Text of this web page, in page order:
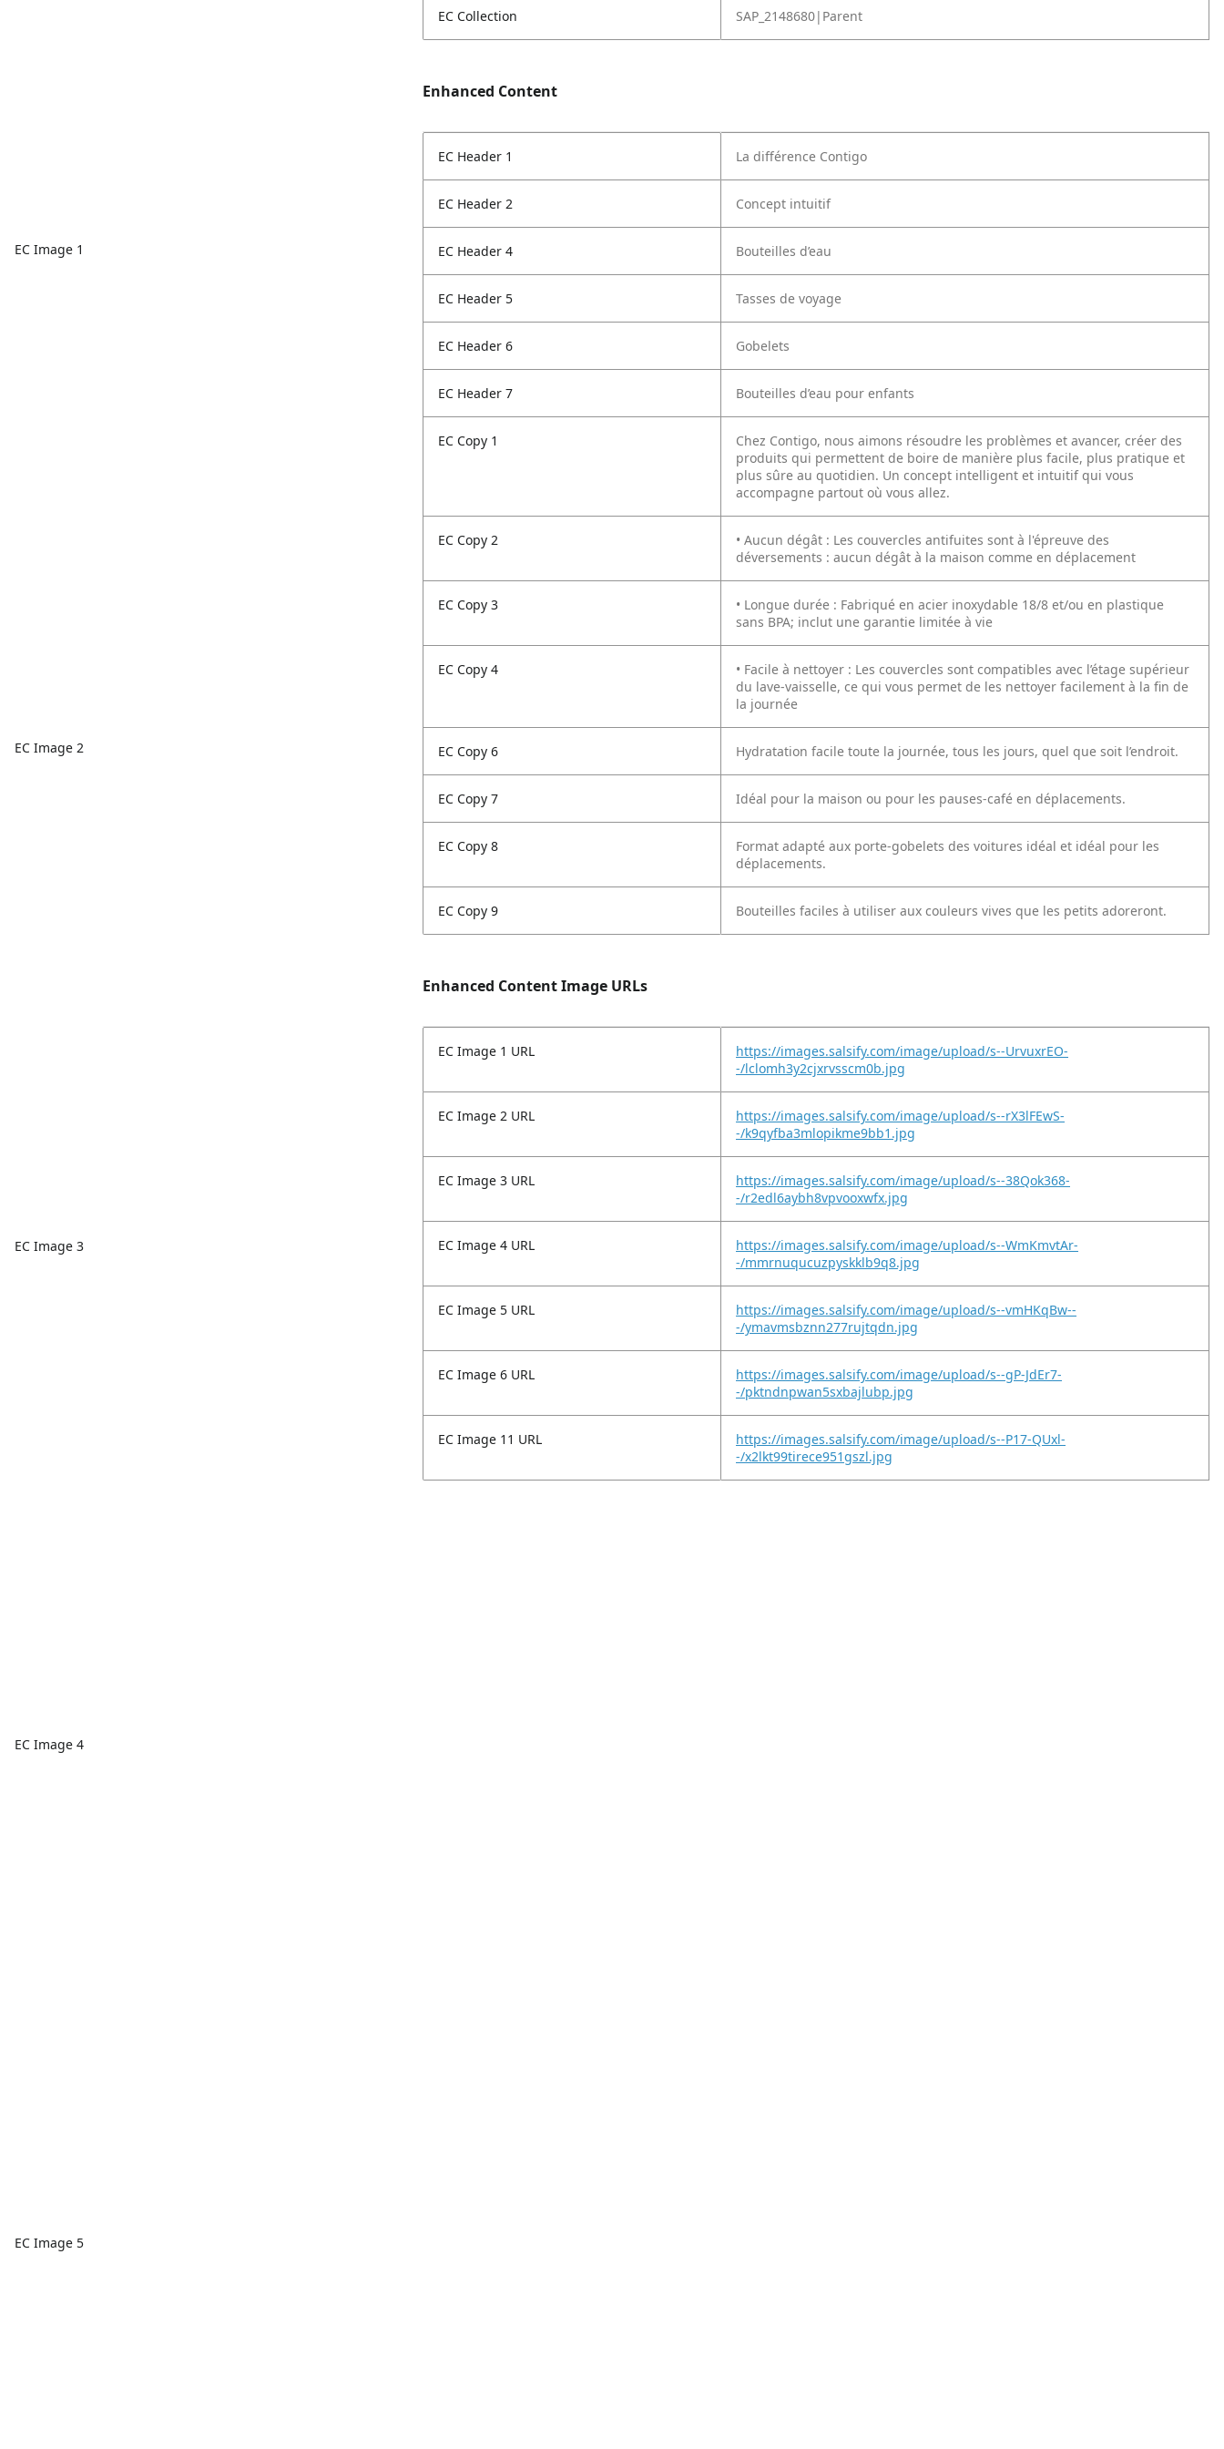
EC Image 1
EC Image 2
EC Image 3
EC Image 4
EC Image 5
EC Collection SAP_2148680|Parent
Enhanced Content
EC Header 1 La différence Contigo
EC Header 2 Concept intuitif
EC Header 4 Bouteilles d’eau
EC Header 5 Tasses de voyage
EC Header 6 Gobelets
EC Header 7 Bouteilles d’eau pour enfants
EC Copy 1
Chez Contigo, nous aimons résoudre les problèmes et avancer, créer des
produits qui permettent de boire de manière plus facile, plus pratique et
plus sûre au quotidien. Un concept intelligent et intuitif qui vous
accompagne partout où vous allez.
EC Copy 2
• Aucun dégât : Les couvercles antifuites sont à l'épreuve des
déversements : aucun dégât à la maison comme en déplacement
EC Copy 3
• Longue durée : Fabriqué en acier inoxydable 18/8 et/ou en plastique
sans BPA; inclut une garantie limitée à vie
EC Copy 4
• Facile à nettoyer : Les couvercles sont compatibles avec l’étage supérieur
du lave-vaisselle, ce qui vous permet de les nettoyer facilement à la fin de
la journée
EC Copy 6 Hydratation facile toute la journée, tous les jours, quel que soit l’endroit.
EC Copy 7 Idéal pour la maison ou pour les pauses-café en déplacements.
EC Copy 8
Format adapté aux porte-gobelets des voitures idéal et idéal pour les
déplacements.
EC Copy 9 Bouteilles faciles à utiliser aux couleurs vives que les petits adoreront.
Enhanced Content Image URLs
EC Image 1 URL
https://images.salsify.com/image/upload/s--UrvuxrEO-
-/lclomh3y2cjxrvsscm0b.jpg
EC Image 2 URL
https://images.salsify.com/image/upload/s--rX3lFEwS-
-/k9qyfba3mlopikme9bb1.jpg
EC Image 3 URL
https://images.salsify.com/image/upload/s--38Qok368-
-/r2edl6aybh8vpvooxwfx.jpg
EC Image 4 URL
https://images.salsify.com/image/upload/s--WmKmvtAr-
-/mmrnuqucuzpyskklb9q8.jpg
EC Image 5 URL
https://images.salsify.com/image/upload/s--vmHKqBw--
-/ymavmsbznn277rujtqdn.jpg
EC Image 6 URL
https://images.salsify.com/image/upload/s--gP-JdEr7-
-/pktndnpwan5sxbajlubp.jpg
EC Image 11 URL
https://images.salsify.com/image/upload/s--P17-QUxl-
-/x2lkt99tirece951gszl.jpg